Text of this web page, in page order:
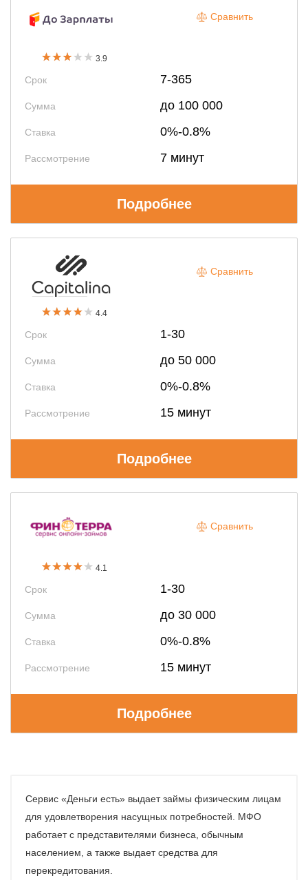
3.9
Срок 7-365
Сумма до 100 000
Ставка 0%-0.8%
Рассмотрение 7 минут
Сравнить
Подробнее
4.4
Срок 1-30
Сумма до 50 000
Ставка 0%-0.8%
Рассмотрение 15 минут
Сравнить
Подробнее
4.1
Срок 1-30
Сумма до 30 000
Ставка 0%-0.8%
Рассмотрение 15 минут
Сравнить
Подробнее
Сервис «Деньги есть» выдает займы физическим лицам
для удовлетворения насущных потребностей. МФО
работает с представителями бизнеса, обычным
населением, а также выдает средства для
перекредитования.